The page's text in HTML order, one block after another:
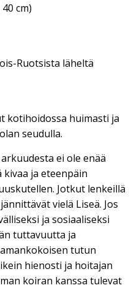
cm)
Ruotsista läheltä
kotihoidossa huimasti ja
seudulla.
ei ole enää
ja eteenpäin
Jotkut lenkeillä
vielä Liseä. Jos
ja sosiaaliseksi
tuttavuutta ja
tutun
hienosti ja hoitajan
koiran kanssa tulevat